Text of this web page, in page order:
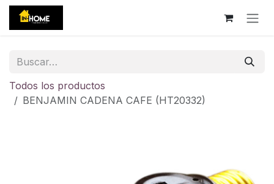
Ir al contenido
Todos los productos
BENJAMIN CADENA CAFE (HT20332)